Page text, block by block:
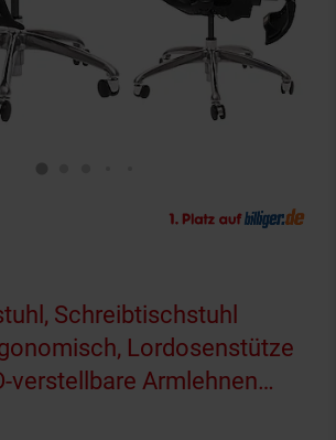
Schreibtischstuhl
Lordosenstütze
verstellbare Armlehnen